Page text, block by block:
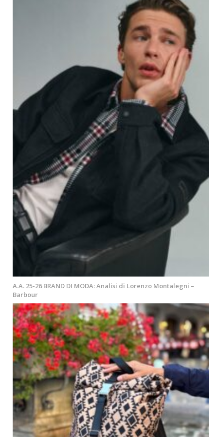
A.A. 25-26 BRAND DI MODA: Analisi di Lorenzo Montalegni –
Barbour